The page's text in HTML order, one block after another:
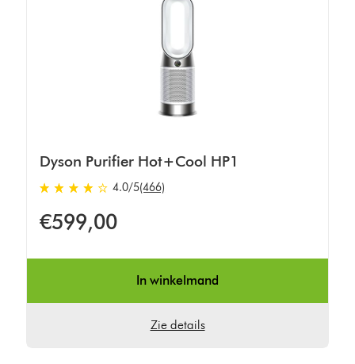
Dyson Purifier Hot+Cool HP1
4.0
sterren
van
4.0/5(466)
€599,00
In winkelmand
Zie details